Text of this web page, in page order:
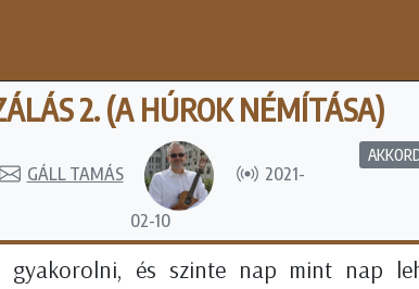
2. (A HÚROK NÉMÍTÁSA)
GÁLL TAMÁS 2021-
02-10
gyakorolni, és szinte nap mint nap